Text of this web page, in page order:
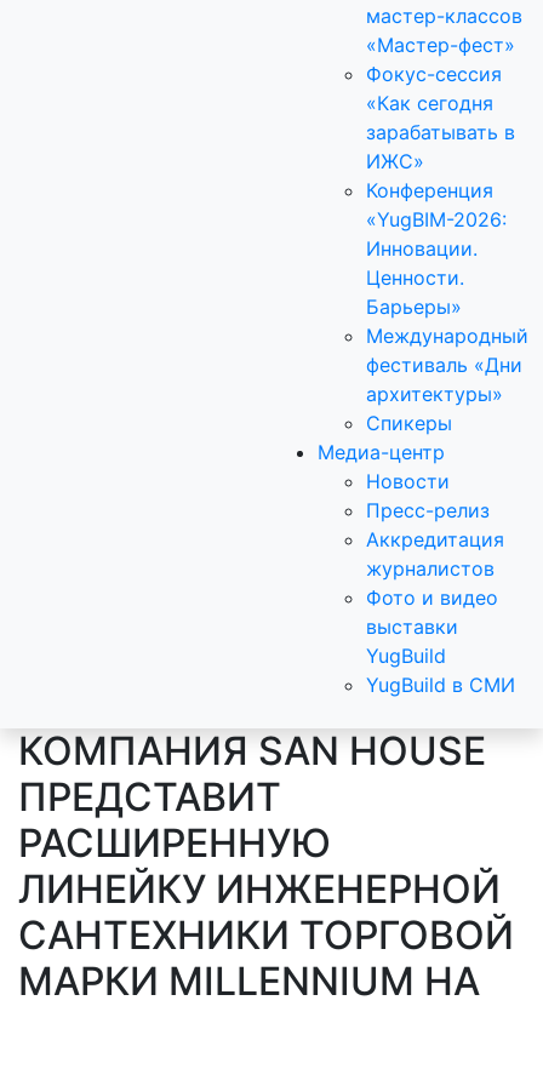
мастер-классов
«Мастер-фест»
Фокус-сессия
«Как сегодня
зарабатывать в
ИЖС»
Конференция
«YugBIM-2026:
Инновации.
Ценности.
Барьеры»
Международный
фестиваль «Дни
архитектуры»
Спикеры
Медиа-центр
Новости
Пресс-релиз
Аккредитация
журналистов
Фото и видео
выставки
YugBuild
YugBuild в СМИ
КОМПАНИЯ SAN HOUSE
ПРЕДСТАВИТ
РАСШИРЕННУЮ
ЛИНЕЙКУ ИНЖЕНЕРНОЙ
САНТЕХНИКИ ТОРГОВОЙ
МАРКИ MILLENNIUM НА